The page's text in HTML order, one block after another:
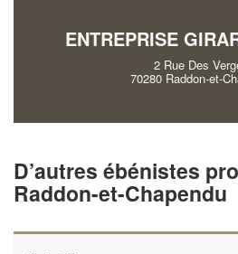
ENTREPRISE
2 Rue Des
70280 Raddon-et-
D’autres ébénistes
Raddon-et-Chapendu
En